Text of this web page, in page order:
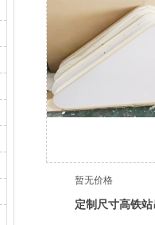
暂无价格
定制尺寸高铁